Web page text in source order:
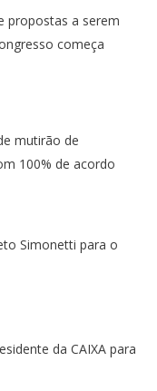
propostas a serem
começa
mutirão de
100% de acordo
Simonetti para o
da CAIXA para